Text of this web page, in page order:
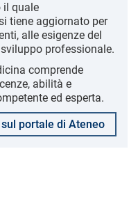
il quale
tiene aggiornato per
alle esigenze del
professionale.
comprende
abilità e
ed esperta.
portale di Ateneo